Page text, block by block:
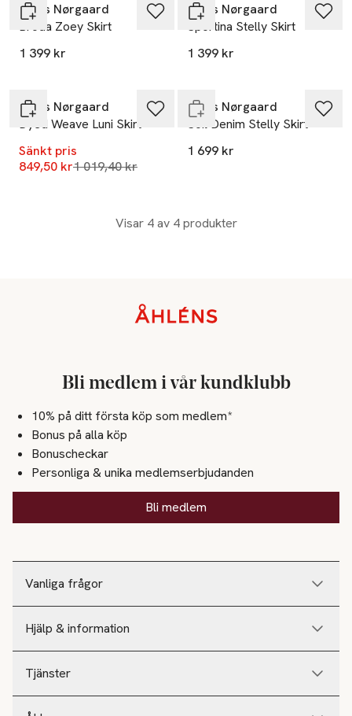
Mads Nørgaard
Broda Zoey Skirt
1 399 kr
Mads Nørgaard
Sportina Stelly Skirt
1 399 kr
Mads Nørgaard
Dyed Weave Luni Skirt
Sänkt pris
849,50 krLägsta pris 30 dagar
1 019,40 kr
Nyhet
Mads Nørgaard
Soil Denim Stelly Skirt
1 699 kr
Visar 4 av 4 produkter
Vanliga frågor
Hjälp & information
Tjänster
Bli medlem i vår kundklubb
10% på ditt första köp som medlem*
Bonus på alla köp
Bonuscheckar
Personliga & unika medlemserbjudanden
Bli medlem